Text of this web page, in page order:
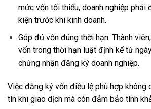
mức vốn tối thiểu, doanh nghiệp phải
kiện trước khi kinh doanh.
Góp đủ vốn đúng thời hạn: Thành
vốn trong thời hạn luật định kể từ
chứng nhận đăng ký doanh nghiệp.
Việc đăng ký vốn điều lệ phù hợp không
tín khi giao dịch mà còn đảm bảo tính